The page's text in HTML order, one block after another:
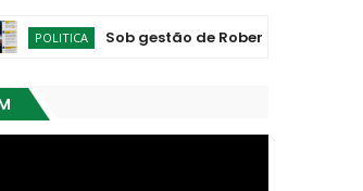
Sob gestão de Roberto Cidade,